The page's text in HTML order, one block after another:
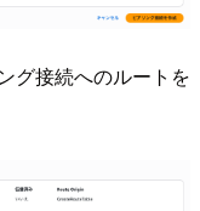
グ接続へのルートを